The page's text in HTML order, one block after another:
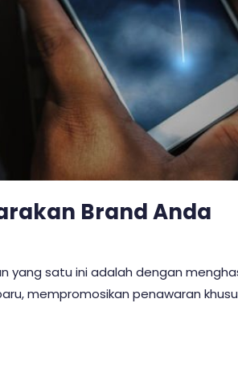
Brand Anda
yang satu ini adalah dengan
mempromosikan penawaran